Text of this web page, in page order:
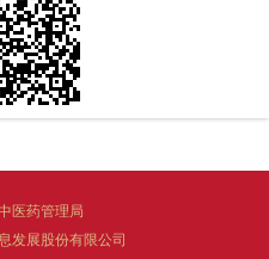
医药管理局
发展股份有限公司